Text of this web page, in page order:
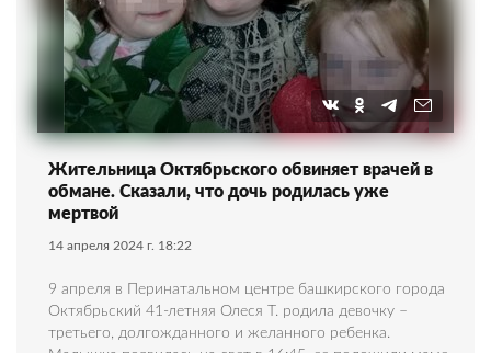
Жительница Октябрьского обвиняет врачей в
обмане. Сказали, что дочь родилась уже
мертвой
14 апреля 2024 г. 18:22
9 апреля в Перинатальном центре башкирского города
Октябрьский 41-летняя Олеся Т. родила девочку –
третьего, долгожданного и желанного ребенка.